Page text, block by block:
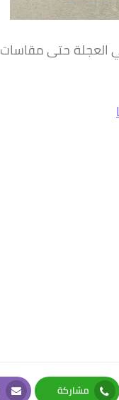
مشاركة